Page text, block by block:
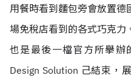
用餐時看到麵包旁會放置德
場免稅店看到的各式巧克力
也是最後一檔官方所擧
Design Solution 己結束，